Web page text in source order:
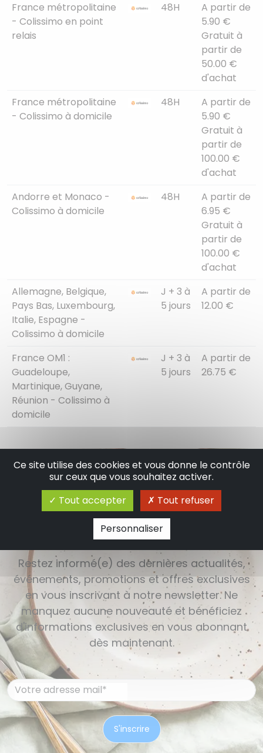
France métropolitaine
- Colissimo en point
relais
48H
A partir de
5.90 €
Gratuit à
partir de
50.00 €
d'achat
France métropolitaine
- Colissimo à domicile
48H
A partir de
5.90 €
Gratuit à
partir de
100.00 €
d'achat
Andorre et Monaco -
Colissimo à domicile
48H
A partir de
6.95 €
Gratuit à
partir de
100.00 €
d'achat
Allemagne, Belgique,
Pays Bas, Luxembourg,
Italie, Espagne -
Colissimo à domicile
J + 3 à
5 jours
A partir de
12.00 €
France OM1 :
Guadeloupe,
Martinique, Guyane,
Réunion - Colissimo à
domicile
J + 3 à
5 jours
A partir de
26.75 €
S'inscrire à la newsletter
Restez informé(e) des dernières actualités,
événements, promotions et offres exclusives
en vous inscrivant à notre newsletter. Ne
manquez aucune nouveauté et bénéficiez
d'informations exclusives en vous abonnant
dès maintenant.
Ce site utilise des cookies et vous donne le contrôle
sur ceux que vous souhaitez activer.
Tout accepter
Tout refuser
Personnaliser